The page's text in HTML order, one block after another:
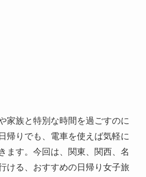
家族と特別な時間を過ごすのに
帰りでも、電車を使えば気軽に
ます。今回は、関東、関西、名
ける、おすすめの日帰り女子旅